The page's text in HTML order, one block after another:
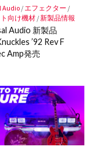
Audio/エフェクター /
向け機材/新製品情報
Audio 新製品
’92 Rev F
Amp発売